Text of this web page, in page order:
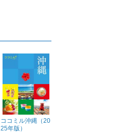
ココミル沖縄（20
25年版）